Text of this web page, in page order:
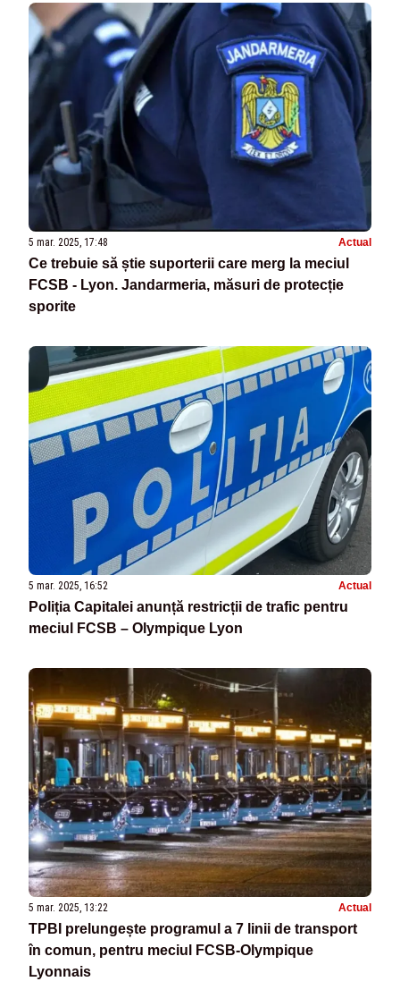
5 mar. 2025, 17:48 Actual
Ce trebuie să știe suporterii care merg la meciul
FCSB - Lyon. Jandarmeria, măsuri de protecție
sporite
5 mar. 2025, 16:52 Actual
Poliția Capitalei anunță restricții de trafic pentru
meciul FCSB – Olympique Lyon
5 mar. 2025, 13:22 Actual
TPBI prelungește programul a 7 linii de transport
în comun, pentru meciul FCSB-Olympique
Lyonnais